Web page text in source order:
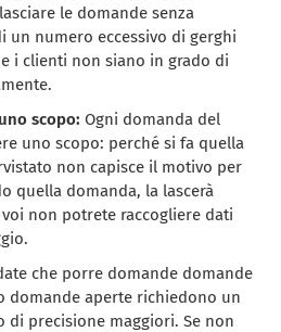
le domande senza
un numero eccessivo di gerghi
i clienti non siano in grado di
scopo: Ogni domanda del
uno scopo: perché si fa quella
non capisce il motivo per
quella domanda, la lascerà
non potrete raccogliere dati
che porre domande domande
domande aperte richiedono un
di precisione maggiori. Se non